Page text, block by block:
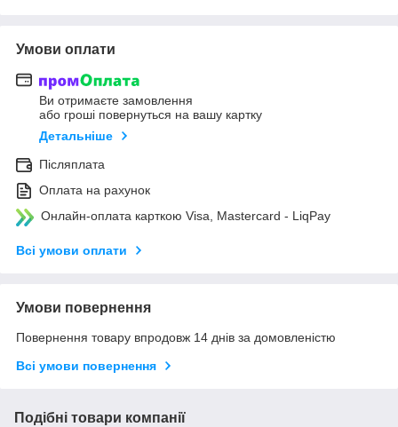
Умови оплати
Ви отримаєте замовлення
або гроші повернуться на вашу картку
Детальніше
Післяплата
Оплата на рахунок
Онлайн-оплата карткою Visa, Mastercard - LiqPay
Всі умови оплати
Умови повернення
Повернення товару впродовж 14 днів за домовленістю
Всі умови повернення
Подібні товари компанії